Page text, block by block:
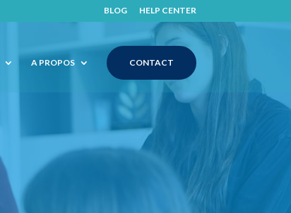
BLOG HELP CENTER
A PROPOS CONTACT